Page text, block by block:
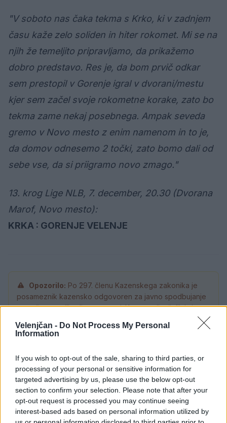
Velenjčan - Do Not Process My Personal
Information
If you wish to opt-out of the sale, sharing to third parties, or
processing of your personal or sensitive information for
targeted advertising by us, please use the below opt-out
section to confirm your selection. Please note that after your
opt-out request is processed you may continue seeing
interest-based ads based on personal information utilized by
"V soboto nas čaka tekma s Krko, ki v zadnjem
času kaže zelo soliden in hiter rokomet. Mi se na
njih že temeljito pripravljamo, da prikažemo
dobro predstavo. Res je, da bom prvič odkar
sem prestopil v Gorenje igral v dvorani/mestu
kjer sem začel svoje rokometne korake, zato bo
tekma zame nekaj posebnega. Ampak seveda
gremo v Novo mesto z enim namenom in to je,
da domov odnesemo 2 točki, zato bomo dali od
sebe vse, da si priigramo novo zmago."
13. krog Lige NLB, 7. december, 20.30 (Dvorana
Marof, Novo mesto):
KRKA : GORENJE VELENJE
Opozorilo: Po 297. členu Kazenskega zakonika je
posameznik kazensko odgovoren za javno spodbujanje
sovraštva, nasilja ali nestrpnosti. Komentarji z žaljivimi,
rasističnimi, diskriminatornimi ali nezakonitimi vsebinami
bodo odstranjeni. Pravila komentiranja →
Failed to fetch
Prihajajoči dogodki
AVG
9
Odiseja
19:00